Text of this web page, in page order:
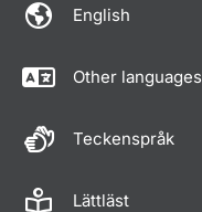
English
Other languages
Teckenspråk
Lättläst